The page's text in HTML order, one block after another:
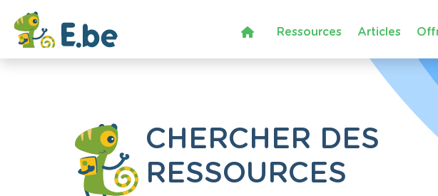
Ressources Articles
CHERCHER DES
RESSOURCES